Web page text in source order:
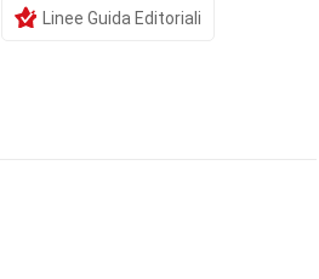
Linee Guida Editoriali